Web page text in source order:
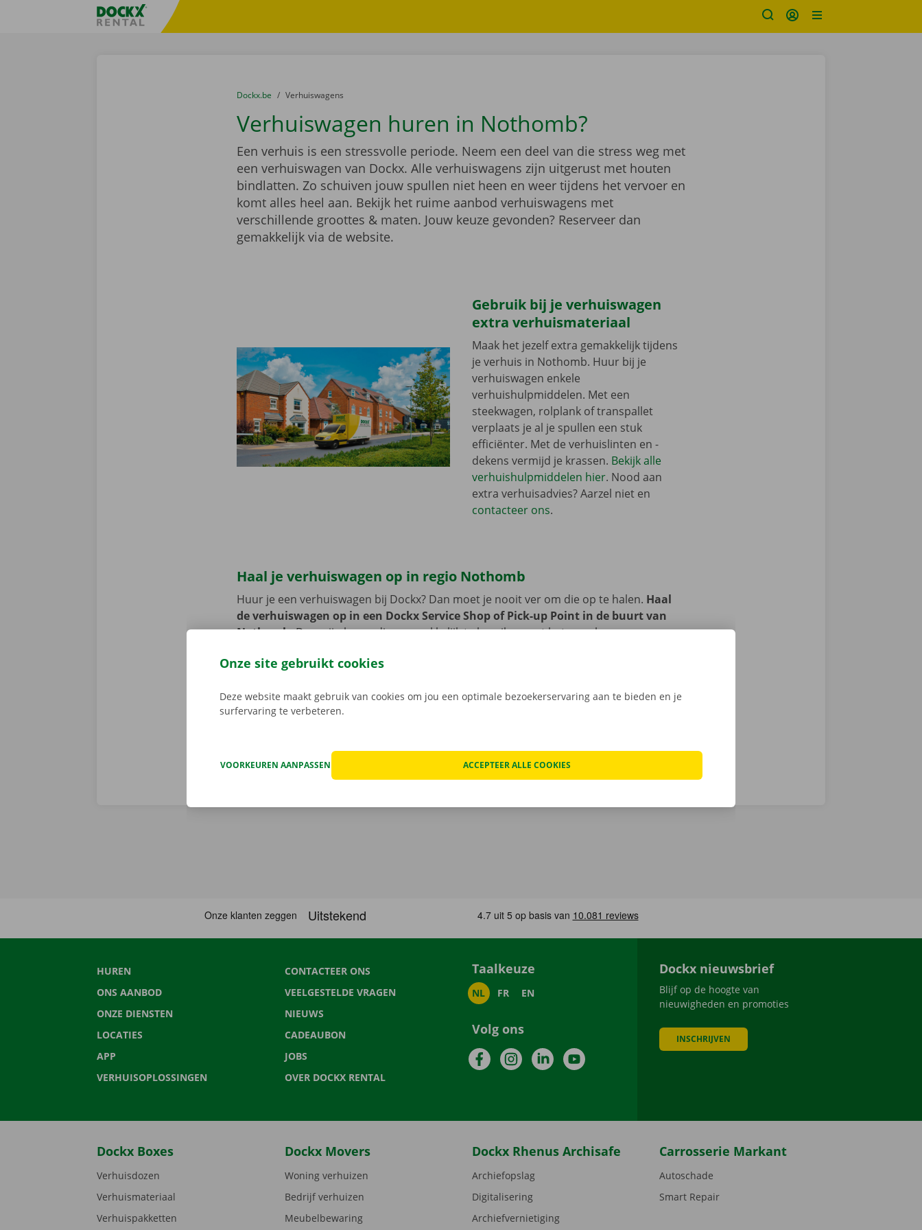
Taalselectie overslaanFratello DEMO
U bevindt zich hier:
van
Dockx.be naar
Verhuiswagens
Verhuiswagen huren in Nothomb?
Een verhuis is een stressvolle periode. Neem een deel van die stress weg met
een verhuiswagen van Dockx. Alle verhuiswagens zijn uitgerust met houten
bindlatten. Zo schuiven jouw spullen niet heen en weer tijdens het vervoer en
komt alles heel aan. Bekijk het ruime aanbod verhuiswagens met
verschillende groottes & maten. Jouw keuze gevonden? Reserveer dan
gemakkelijk via de website.
Gebruik bij je verhuiswagen
extra verhuismateriaal
Maak het jezelf extra gemakkelijk tijdens
je verhuis in Nothomb. Huur bij je
verhuiswagen enkele
verhuishulpmiddelen. Met een
steekwagen, rolplank of transpallet
verplaats je al je spullen een stuk
efficiënter. Met de verhuislinten en -
dekens vermijd je krassen. Bekijk alle
verhuishulpmiddelen hier. Nood aan
extra verhuisadvies? Aarzel niet en
contacteer ons.
Haal je verhuiswagen op in regio Nothomb
Huur je een verhuiswagen bij Dockx? Dan moet je nooit ver om die op te halen. Haal
de verhuiswagen op in een Dockx Service Shop of Pick-up Point in de buurt van
Nothomb.Deze zijn bovendien gemakkelijk te bereiken met het openbaar vervoer.
Service Shop of Pick-up Point. Je auto laat je ook probleemloos achter op ons
nieuwe - thuis.
HUREN
ONS AANBOD
ONZE DIENSTEN
LOCATIES
APP
VERHUISOPLOSSINGEN
CONTACTEER ONS
VEELGESTELDE VRAGEN
NIEUWS
CADEAUBON
JOBS
OVER DOCKX RENTAL
Taalkeuze
NL FR EN
Volg ons
FacebookInstagramLinkedInYouTube
Dockx nieuwsbrief
Blijf op de hoogte van
nieuwigheden en promoties
INSCHRIJVEN
Dockx Boxes
Verhuisdozen
Verhuismateriaal
Verhuispakketten
Dockx Movers
Woning verhuizen
Bedrijf verhuizen
Meubelbewaring
Dockx Rhenus Archisafe
Archiefopslag
Digitalisering
Archiefvernietiging
Carrosserie Markant
Autoschade
Smart Repair
Onze site gebruikt cookies
Deze website maakt gebruik van cookies om jou een optimale bezoekerservaring aan te bieden en je
surfervaring te verbeteren.
VOORKEUREN AANPASSEN ACCEPTEER ALLE COOKIES